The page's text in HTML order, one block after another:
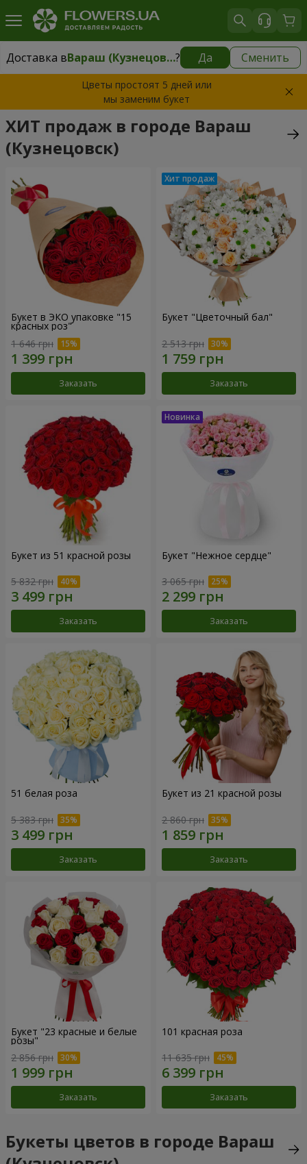
Доставка в Вараш (Кузнецовск)? Да Сменить
Доставка вВараш (Кузнецовск) 1711 грн
Цветы простоят 5 дней или
мы заменим букет
ХИТ продаж в городе Вараш
(Кузнецовск)
Букет в ЭКО упаковке "15
красных роз"
1 646 грн
Заказать
Букет "Цветочный бал"
2 513 грн
Заказать
Букет из 51 красной розы
5 832 грн
Заказать
Букет "Нежное сердце"
3 065 грн
Заказать
51 белая роза
5 383 грн
Заказать
Букет из 21 красной розы
2 860 грн
Заказать
Букет "23 красные и белые
розы"
2 856 грн
Заказать
101 красная роза
11 635 грн
Заказать
Букеты цветов в городе Вараш